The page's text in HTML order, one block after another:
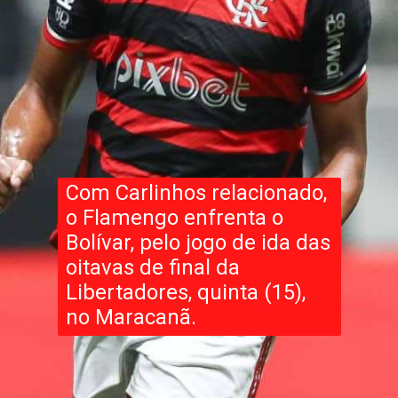
Com Carlinhos relacionado,
o Flamengo enfrenta o
Bolívar, pelo jogo de ida das
oitavas de final da
Libertadores, quinta (15),
no Maracanã.